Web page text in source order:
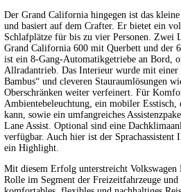
Der Grand California hingegen ist das
und basiert auf dem Crafter. Er bietet ein
Schlafplätze für bis zu vier Personen. Zwei
Grand California 600 mit Querbett und der
ist ein 8-Gang-Automatikgetriebe an Bord,
Allradantrieb. Das Interieur wurde mit
Bambus“ und cleveren Stauraumlösungen
Oberschränken weiter verfeinert. Für
Ambientebeleuchtung, ein mobiler Esstisch,
kann, sowie ein umfangreiches
Lane Assist. Optional sind eine
verfügbar. Auch hier ist der
ein Highlight.
Mit diesem Erfolg unterstreicht Volkswagen
Rolle im Segment der Freizeitfahrzeuge und